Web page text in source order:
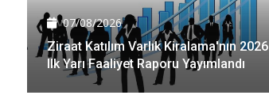
07/08/2026
Ziraat Katılım Varlık Kiralama'nın 2026
Ilk Yarı Faaliyet Raporu Yayımlandı